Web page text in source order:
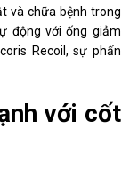
và chữa bệnh trong
động với ống giảm
Recoil, sự phấn
với cốt